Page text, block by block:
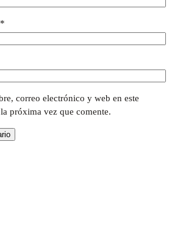
*
correo electrónico y web en este
próxima vez que comente.